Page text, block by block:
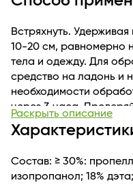
Встряхнуть.
10-20 см, равномерно
тела и одежду. Для
средство на ладонь и
необходимости
через 3 часа.
индивидуальную
Раскрыть описание
Состав: ≥ 30%:
изопропанол; 18%